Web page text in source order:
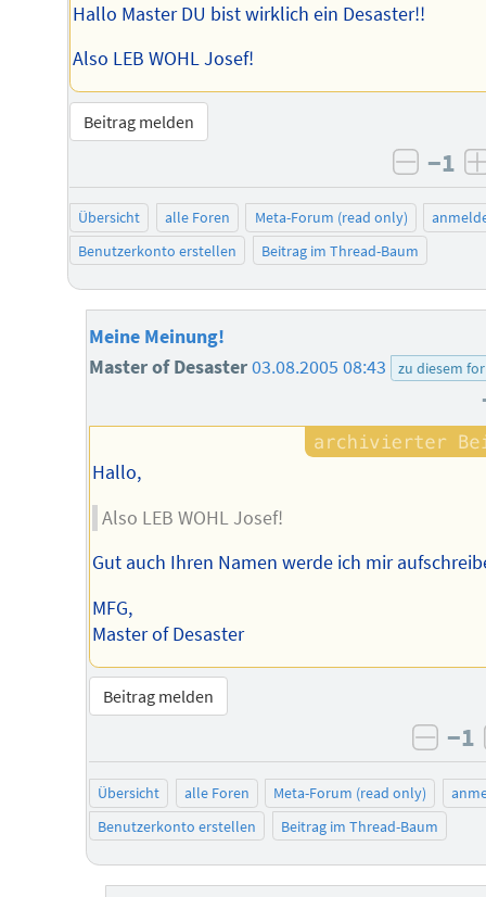
Hallo Master DU bist wirklich ein Desaster!!
Also LEB WOHL Josef!
Beitrag melden
−1
Übersicht alle Foren Meta-Forum (read only)
Benutzerkonto erstellen
Beitrag im Thread-Baum
Meine Meinung!
Master of Desaster03.08.2005 08:43 zu diesem
Hallo,
Also LEB WOHL Josef!
Gut auch Ihren Namen werde ich mir
MFG,
Master of Desaster
Beitrag melden
−1
Übersicht alle Foren Meta-Forum (read only)
Benutzerkonto erstellen
Beitrag im Thread-Baum